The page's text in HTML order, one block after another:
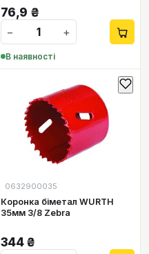
76,9 ₴
−
+
В наявності
0632900035
Коронка біметал WURTH
35мм 3/8 Zebra
344₴